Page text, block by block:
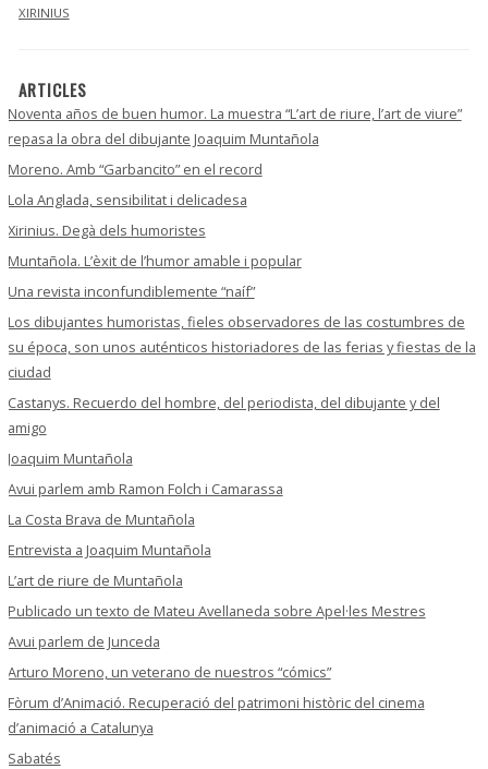
XIRINIUS
ARTICLES
Noventa años de buen humor. La muestra “L’art de riure, l’art de viure”
repasa la obra del dibujante Joaquim Muntañola
Moreno. Amb “Garbancito” en el record
Lola Anglada, sensibilitat i delicadesa
Xirinius. Degà dels humoristes
Muntañola. L’èxit de l’humor amable i popular
Una revista inconfundiblemente “naíf”
Los dibujantes humoristas, fieles observadores de las costumbres de
su época, son unos auténticos historiadores de las ferias y fiestas de la
ciudad
Castanys. Recuerdo del hombre, del periodista, del dibujante y del
amigo
Joaquim Muntañola
Avui parlem amb Ramon Folch i Camarassa
La Costa Brava de Muntañola
Entrevista a Joaquim Muntañola
L’art de riure de Muntañola
Publicado un texto de Mateu Avellaneda sobre Apel·les Mestres
Avui parlem de Junceda
Arturo Moreno, un veterano de nuestros “cómics”
Fòrum d’Animació. Recuperació del patrimoni històric del cinema
d’animació a Catalunya
Sabatés